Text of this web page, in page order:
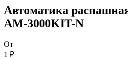
Автоматика
AM-3000KIT-N
От
1 ₽